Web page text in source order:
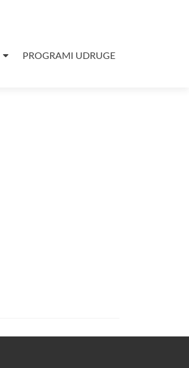
PROGRAMI UDRUGE